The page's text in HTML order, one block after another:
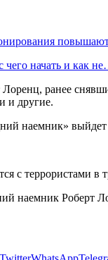
чего начать и как
Лоренц, ранее
и другие.
наемник»
наемник